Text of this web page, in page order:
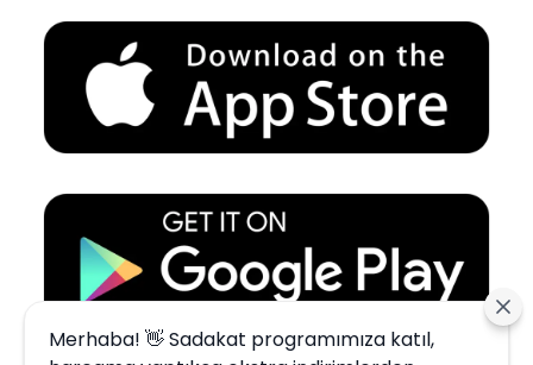
Merhaba! 👋 Sadakat programımıza katıl,